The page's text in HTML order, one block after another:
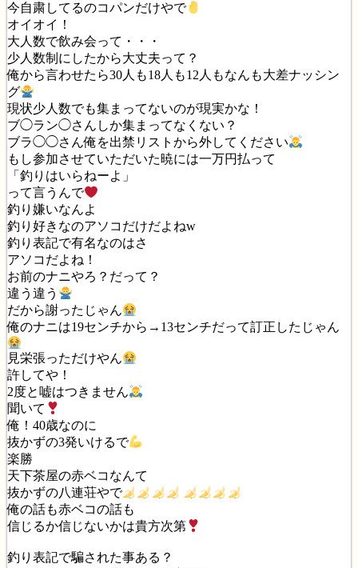
今自粛してるのコパンだけやで
オイオイ！
大人数で飲み会って・・・
少人数制にしたから大丈夫って？
俺から言わせたら30人も18人も12人もなんも大差ナッシン
グ
現状少人数でも集まってないのが現実かな！
ブ◯ラン◯さんしか集まってなくない？
ブラ◯◯さん俺を出禁リストから外してください
もし参加させていただいた暁には一万円払って
「釣りはいらねーよ」
って言うんで
釣り嫌いなんよ
釣り好きなのアソコだけだよねw
釣り表記で有名なのはさ
アソコだよね！
お前のナニやろ？だって？
違う違う
だから謝ったじゃん
俺のナニは19センチから→13センチだって訂正したじゃん
見栄張っただけやん
許してや！
2度と嘘はつきません
聞いて
俺！40歳なのに
抜かずの3発いけるで
楽勝
天下茶屋の赤ベコなんて
抜かずの八連荘やで
俺の話も赤ベコの話も
信じるか信じないかは貴方次第
釣り表記で騙された事ある？